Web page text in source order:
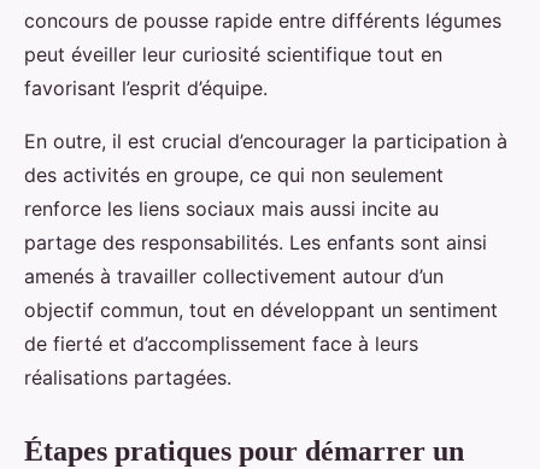
concours de pousse rapide entre différents légumes
peut éveiller leur curiosité scientifique tout en
favorisant l’esprit d’équipe.
En outre, il est crucial d’encourager la participation à
des activités en groupe, ce qui non seulement
renforce les liens sociaux mais aussi incite au
partage des responsabilités. Les enfants sont ainsi
amenés à travailler collectivement autour d’un
objectif commun, tout en développant un sentiment
de fierté et d’accomplissement face à leurs
réalisations partagées.
Étapes pratiques pour démarrer un